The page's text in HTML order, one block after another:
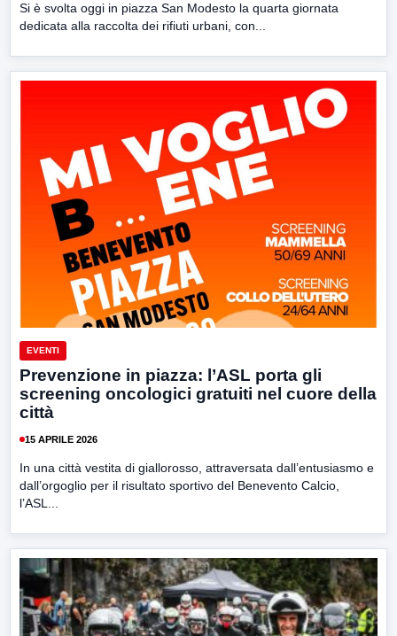
Si è svolta oggi in piazza San Modesto la quarta giornata
dedicata alla raccolta dei rifiuti urbani, con...
EVENTI
Prevenzione in piazza: l’ASL porta gli
screening oncologici gratuiti nel cuore della
città
15 APRILE 2026
In una città vestita di giallorosso, attraversata dall’entusiasmo e
dall’orgoglio per il risultato sportivo del Benevento Calcio,
l’ASL...